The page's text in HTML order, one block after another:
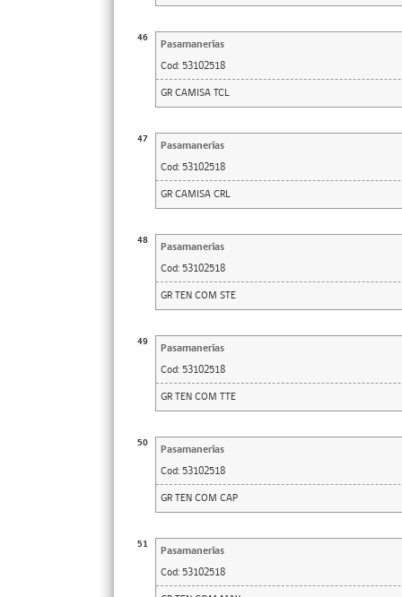
46
Pasamanerías
Cod: 53102518
GR CAMISA TCL
47
Pasamanerías
Cod: 53102518
GR CAMISA CRL
48
Pasamanerías
Cod: 53102518
GR TEN COM STE
49
Pasamanerías
Cod: 53102518
GR TEN COM TTE
50
Pasamanerías
Cod: 53102518
GR TEN COM CAP
51
Pasamanerías
Cod: 53102518